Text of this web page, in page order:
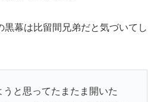
黒幕は比留間兄弟だと気づいてし
と思ってたまたま開いた